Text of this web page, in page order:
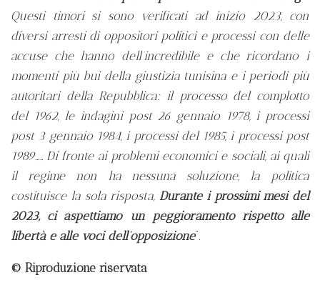
Questi timori si sono verificati ad inizio 2023, con
diversi arresti di oppositori politici e processi con delle
accuse che hanno dell’incredibile e che ricordano i
momenti più bui della giustizia tunisina e i periodi più
autoritari della Repubblica: il processo del complotto
del 1962, le indagini post 26 gennaio 1978, i processi
post 3 gennaio 1984, i processi del 1985, i processi post
1989….. Di fronte ai problemi economici e sociali, ai quali
il regime non ha nessuna soluzione, la politica
costituisce la sola risposta, Durante i prossimi mesi del
2023, ci aspettiamo un peggioramento rispetto alle
libertà e alle voci dell’opposizione”.
© Riproduzione riservata